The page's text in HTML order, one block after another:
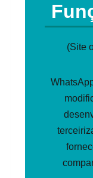
(Site